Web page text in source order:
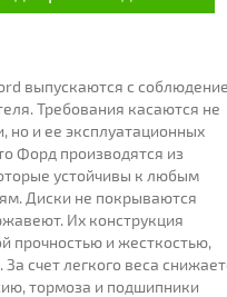
по размеру
выпускаются с
Требования касаются не
но и ее эксплуатационных
Форд производятся из
устойчивы к любым
Диски не покрываются
Их конструкция
прочностью и жесткостью,
счет легкого веса
тормоза и подшипники